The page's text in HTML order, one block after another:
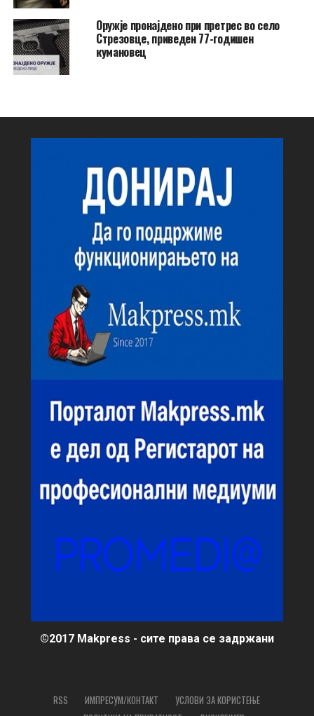
Оружје пронајдено при претрес во село
Стрезовце, приведен 77-годишен
кумановец
©2017 Makpress - сите права се задржани
RSS ИМПРЕСУМ/КОНТАКТ
УСЛОВИ ЗА КОРИСТЕЊЕ